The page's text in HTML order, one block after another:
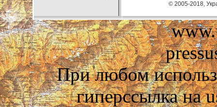
© 2005-2018,
При любом
гиперссылка на